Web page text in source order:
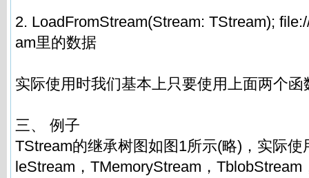
2. LoadFromStream(Stream: TStream);
am里的数据
实际使用时我们基本上只要使用上面两个函
三、 例子
TStream的继承树图如图1所示(略)，实际
leStream，TMemoryStream，